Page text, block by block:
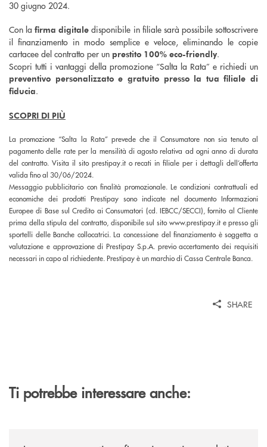
30 giugno 2024.
Con lafirma digitale disponibile in filiale sarà possibile sottoscrivere
il finanziamento in modo semplice e veloce, eliminando le copie
cartacee del contratto per un prestito 100% eco-friendly.
Scopri tutti i vantaggi della promozione “Salta la Rata” e richiedi un
preventivo personalizzato e gratuito presso la tua filiale di
fiducia.
SCOPRI DI PIÙ
La promozione “Salta la Rata” prevede che il Consumatore non sia tenuto al
pagamento delle rate per la mensilità di agosto relativa ad ogni anno di durata
del contratto. Visita il sito prestipay.it o recati in filiale per i dettagli dell’offerta
valida fino al 30/06/2024.
Messaggio pubblicitario con finalità promozionale. Le condizioni contrattuali ed
economiche dei prodotti Prestipay sono indicate nel documento Informazioni
Europee di Base sul Credito ai Consumatori (cd. IEBCC/SECCI), fornito al Cliente
prima della stipula del contratto, disponibile sul sito www.prestipay.it e presso gli
sportelli delle Banche collocatrici. La concessione del finanziamento è soggetta a
valutazione e approvazione di Prestipay S.p.A. previo accertamento dei requisiti
necessari in capo al richiedente. Prestipay è un marchio di Cassa Centrale Banca.
SHARE
Ti potrebbe interessare anche: